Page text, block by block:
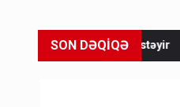
SON DƏQİQƏ
ABŞ-la 7,5